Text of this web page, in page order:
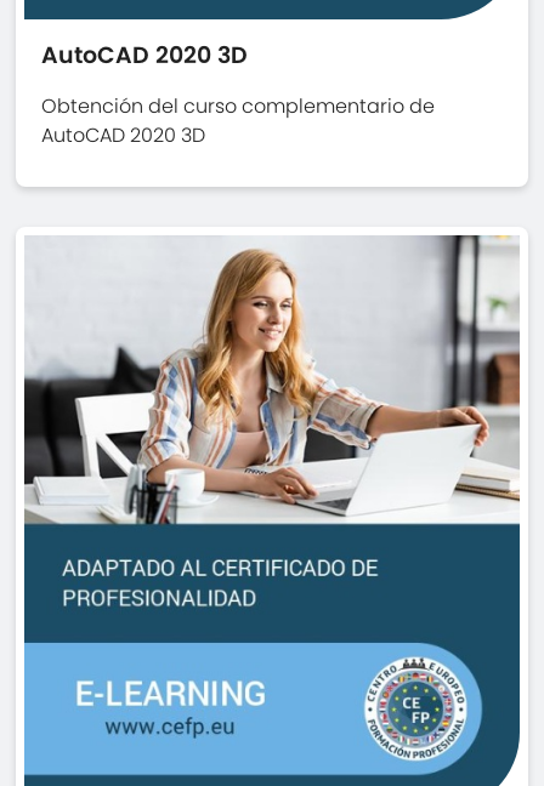
AutoCAD 2020 3D
Obtención del curso complementario de
AutoCAD 2020 3D